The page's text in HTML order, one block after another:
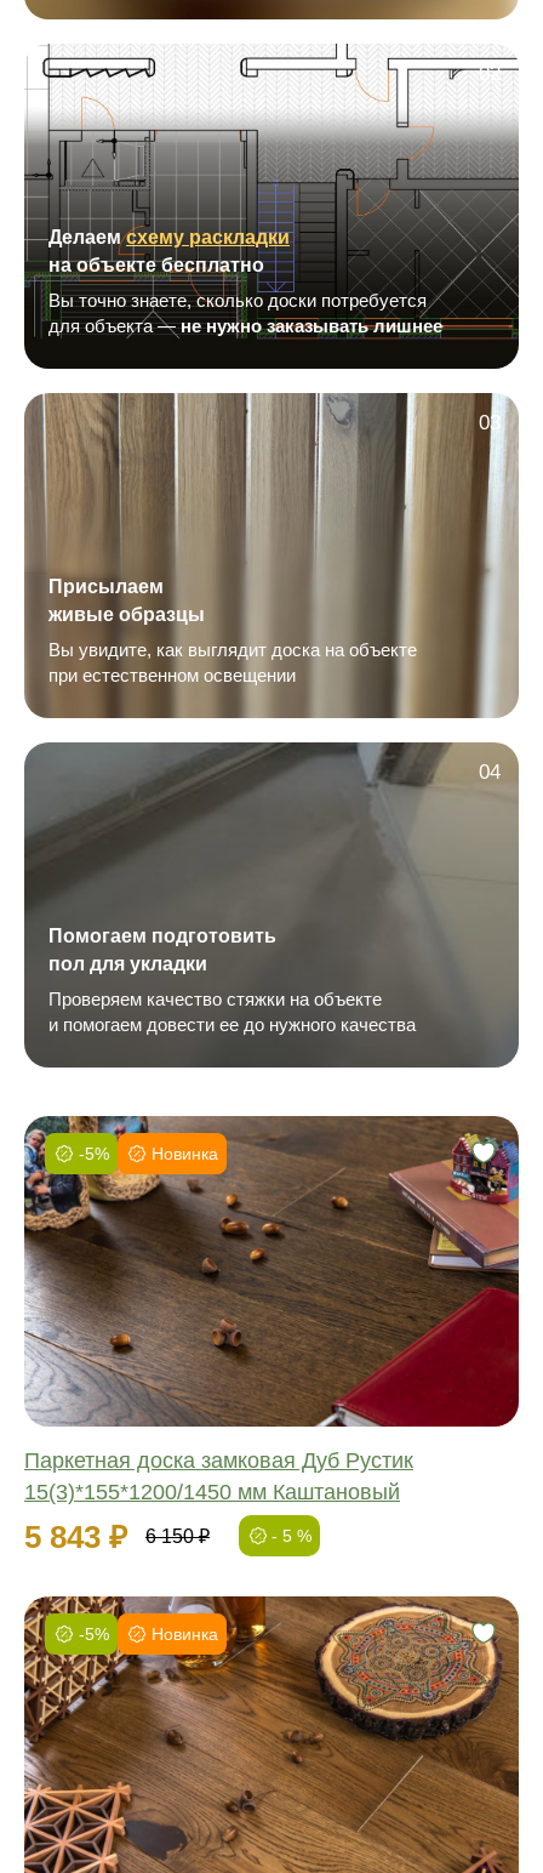
02
Делаемсхему раскладки
на объекте бесплатно
Вы точно знаете, сколько доски потребуется
для объекта —не нужно заказывать лишнее
03
Присылаем
живые образцы
Вы увидите, как выглядит доска на объекте
при естественном освещении
04
Помогаем подготовить
пол для укладки
Проверяем качество стяжки на объекте
и помогаем довести ее до нужного качества
-5% Новинка
Паркетная доска замковая Дуб Рустик
15(3)*155*1200/1450 мм Каштановый
5 843 ₽ 6 150 ₽ - 5 %
Фаска:
Соединение:
Обработка:
Длина:
Ширина:
Толщина:
-5% Новинка
Фаска:
Соединение:
Обработка:
Длина:
Ширина:
Толщина: